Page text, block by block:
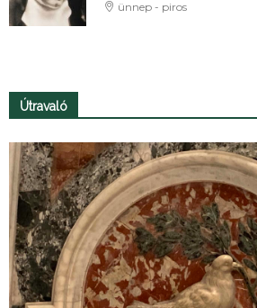
ünnep - piros
Útravaló